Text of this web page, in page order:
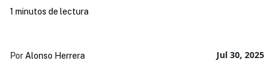
Jul 30, 2025
Por Alonso Herrera
1 minutos de lectura